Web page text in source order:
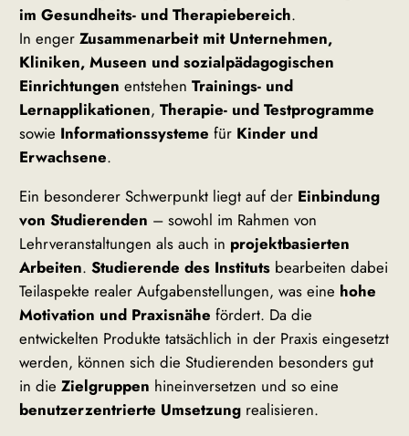
im Gesundheits- und Therapiebereich.
In engerZusammenarbeit mit Unternehmen,
Kliniken, Museen und sozialpädagogischen
Einrichtungen entstehenTrainings- und
Lernapplikationen,Therapie- und Testprogramme
sowie Informationssysteme für Kinder und
Erwachsene.
Ein besonderer Schwerpunkt liegt auf der Einbindung
von Studierenden – sowohl im Rahmen von
Lehrveranstaltungen als auch in projektbasierten
Arbeiten.Studierende des Instituts bearbeiten dabei
Teilaspekte realer Aufgabenstellungen, was eine hohe
Motivation und Praxisnähe fördert. Da die
entwickelten Produkte tatsächlich in der Praxis eingesetzt
werden, können sich die Studierenden besonders gut
in dieZielgruppen hineinversetzen und so eine
benutzerzentrierte Umsetzung realisieren.